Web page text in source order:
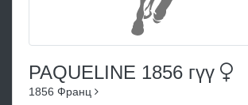
PAQUELINE 1856 гүү
1856 Франц